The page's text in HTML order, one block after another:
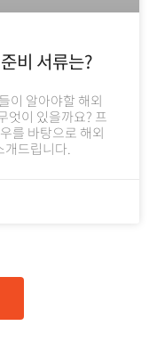
비 서류는?
이 알아야할 해외
엇이 있을까요? 프
를 바탕으로 해외
드립니다.